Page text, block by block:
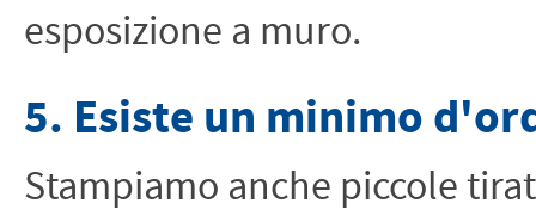
esposizione a muro.
5. Esiste un minimo
Stampiamo anche piccole